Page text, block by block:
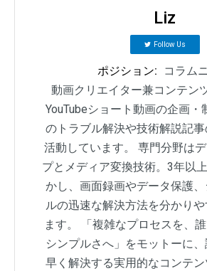
Liz
Follow Us
ポジション:
コラム
動画クリエイター兼コンテン
YouTubeショート動画の企画・
のトラブル解決や技術解説記
活動しています。 専門分野は
プとメディア変換技術。3年以
かし、画面録画やデータ保護
ルの迅速な解決方法を分かり
ます。 「複雑なプロセスを、
シンプルさへ」をモットーに
早く解決する実用的なコンテ